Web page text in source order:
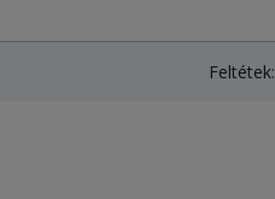
Feltétek: